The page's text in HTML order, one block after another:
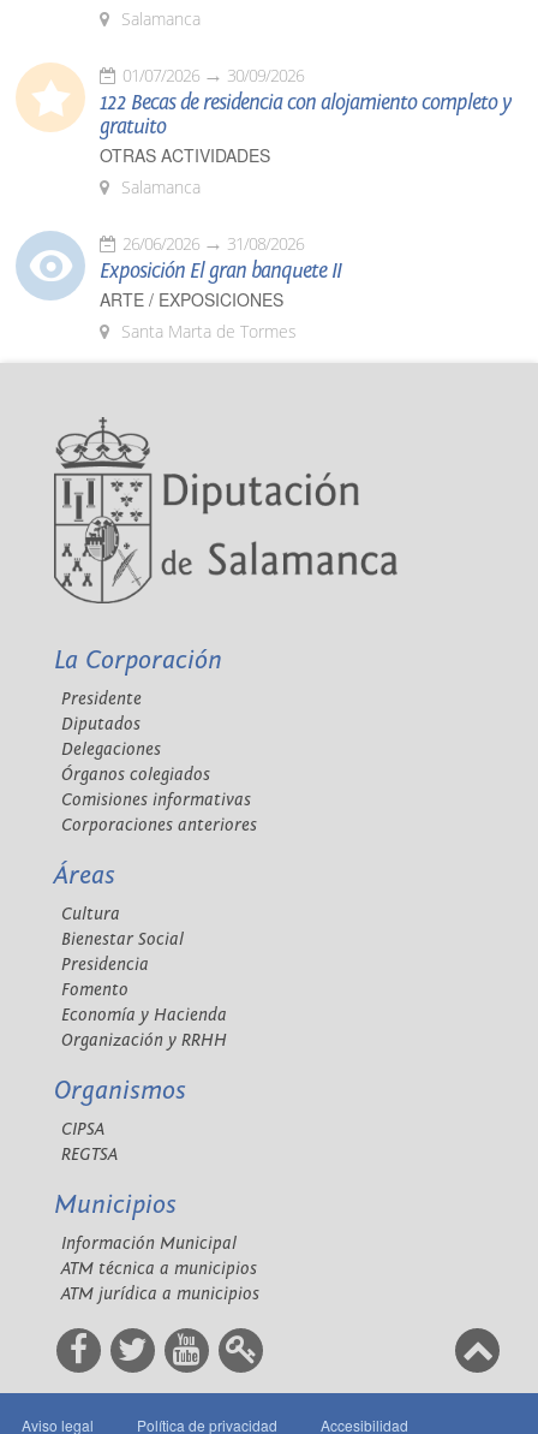
Salamanca
01/07/2026 30/09/2026
122 Becas de residencia con alojamiento completo y
gratuito
OTRAS ACTIVIDADES
Salamanca
26/06/2026 31/08/2026
Exposición El gran banquete II
ARTE / EXPOSICIONES
Santa Marta de Tormes
La Corporación
Presidente
Diputados
Delegaciones
Órganos colegiados
Comisiones informativas
Corporaciones anteriores
Áreas
Cultura
Bienestar Social
Presidencia
Fomento
Economía y Hacienda
Organización y RRHH
Organismos
CIPSA
REGTSA
Municipios
Información Municipal
ATM técnica a municipios
ATM jurídica a municipios
Aviso legal Política de privacidad Accesibilidad